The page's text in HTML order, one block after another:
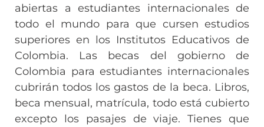
abiertas a estudiantes internacionales de
todo el mundo para que cursen estudios
superiores en los Institutos Educativos de
Colombia. Las becas del gobierno de
Colombia para estudiantes internacionales
cubrirán todos los gastos de la beca. Libros,
beca mensual, matrícula, todo está cubierto
excepto los pasajes de viaje. Tienes que